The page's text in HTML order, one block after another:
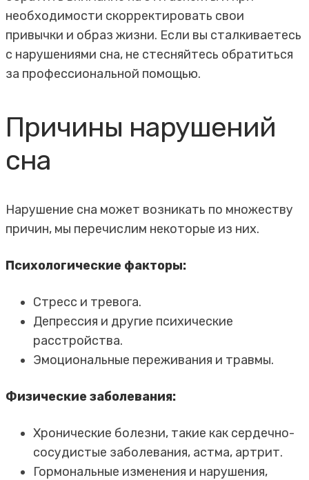
необходимости скорректировать свои
привычки и образ жизни. Если вы сталкиваетесь
с нарушениями сна, не стесняйтесь обратиться
за профессиональной помощью.
Причины нарушений
сна
Нарушение сна может возникать по множеству
причин, мы перечислим некоторые из них.
Психологические факторы:
Стресс и тревога.
Депрессия и другие психические
расстройства.
Эмоциональные переживания и травмы.
Физические заболевания:
Хронические болезни, такие как сердечно-
сосудистые заболевания, астма, артрит.
Гормональные изменения и нарушения,